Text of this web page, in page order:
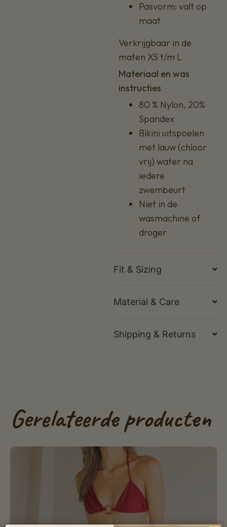
Pasvorm: valt op
maat
Verkrijgbaar in de
maten XS t/m L
Materiaal en was
instructies
80 % Nylon, 20%
Spandex
Bikini uitspoelen
met lauw (chloor
vrij) water na
iedere
zwembeurt
Niet in de
wasmachine of
droger
Fit & Sizing
Material & Care
Shipping & Returns
Gerelateerde producten